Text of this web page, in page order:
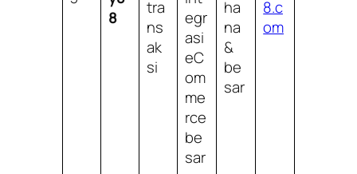
8
tra
ns
ak
si
egr
asi
eC
om
me
rce
be
sar
ha
na
&
be
sar
8.c
om